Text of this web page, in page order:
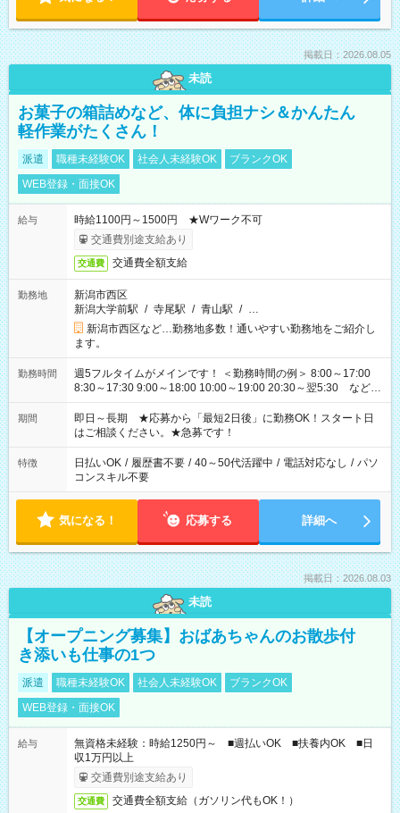
掲載日：2026.08.05
未読
お菓子の箱詰めなど、体に負担ナシ＆かんたん
軽作業がたくさん！
派遣 職種未経験OK 社会人未経験OK
ブランクOK
WEB登録・面接OK
給与
時給1100円～1500円 ★Wワーク不可
交通費別途支給あり
交通費 交通費全額支給
勤務地
新潟市西区
新潟大学前駅 / 寺尾駅 / 青山駅 / …
新潟市西区など…勤務地多数！通いやすい勤務地をご紹介し
ます。
勤務時間
週5フルタイムがメインです！ ＜勤務時間の例＞ 8:00～17:00
8:30～17:30 9:00～18:00 10:00～19:00 20:30～翌5:30 など ★
その他にも勤務時間多数！ 日勤のみ、残業なし、交替制など
ご希望を教えてください！
期間
即日～長期 ★応募から「最短2日後」に勤務OK！スタート日
はご相談ください。★急募です！
特徴 日払いOK / 履歴書不要 / 40～50代活躍中 / 電話対応なし / パソ
コンスキル不要
気になる！ 応募する 詳細へ
掲載日：2026.08.03
未読
【オープニング募集】おばあちゃんのお散歩付
き添いも仕事の1つ
派遣 職種未経験OK 社会人未経験OK
ブランクOK
WEB登録・面接OK
給与
無資格未経験：時給1250円～ ■週払いOK ■扶養内OK ■日
収1万円以上
交通費別途支給あり
交通費 交通費全額支給（ガソリン代もOK！）